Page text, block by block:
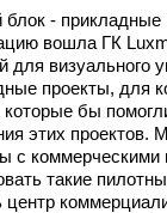
блок -
вошла ГК
для визуального
проекты, для
бы
этих
с коммерческими
такие
центр